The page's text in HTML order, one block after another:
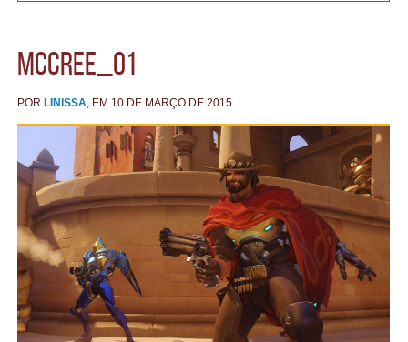
McCree_01
POR LINISSA, EM 10 DE MARÇO DE 2015